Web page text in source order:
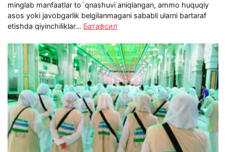
minglab manfaatlar to`qnashuvi aniqlangan, ammo huquqiy
asos yoki javobgarlik belgilanmagani sababli ularni bartaraf
etishda qiyinchiliklar... Батафсил